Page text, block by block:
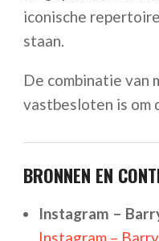
iconische
staan.
De combinatie van
vastbesloten is om
BRONNEN EN
Instagram –